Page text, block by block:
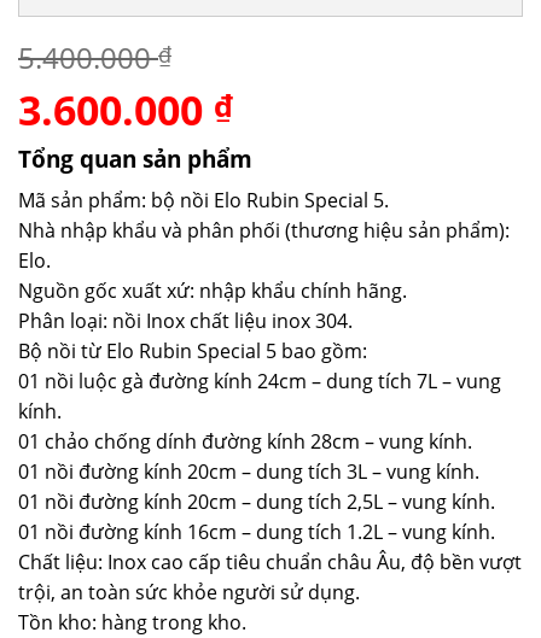
5.400.000₫
Giá
gốc
là:
5.400.000 ₫.
3.600.000 ₫Giá
tại
là:
3.600.000 ₫.
Tổng quan sản phẩm
Mã sản phẩm: bộ nồi Elo Rubin Special 5.
Nhà nhập khẩu và phân phối (thương hiệu sản phẩm):
Elo.
Nguồn gốc xuất xứ: nhập khẩu chính hãng.
Phân loại: nồi Inox chất liệu inox 304.
Bộ nồi từ Elo Rubin Special 5 bao gồm:
01 nồi luộc gà đường kính 24cm – dung tích 7L – vung
kính.
01 chảo chống dính đường kính 28cm – vung kính.
01 nồi đường kính 20cm – dung tích 3L – vung kính.
01 nồi đường kính 20cm – dung tích 2,5L – vung kính.
01 nồi đường kính 16cm – dung tích 1.2L – vung kính.
Chất liệu: Inox cao cấp tiêu chuẩn châu Âu, độ bền vượt
trội, an toàn sức khỏe người sử dụng.
Tồn kho: hàng trong kho.